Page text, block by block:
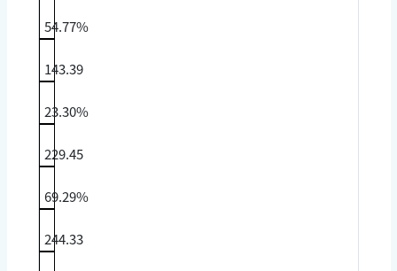
54.77%
143.39
23.30%
229.45
69.29%
244.33